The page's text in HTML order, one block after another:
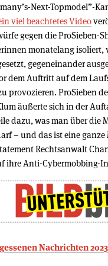
Next-Topmodel”-
viel beachtetes Video
gegen die ProSieben-
monatelang
gegeneinander
dem Auftritt auf dem
provozieren. ProSieben
äußerte sich in der
dazu, was man über die
– und das ist eine
Rechtsanwalt
ihre Anti-Cybermobbing-
Nachrichten 2023